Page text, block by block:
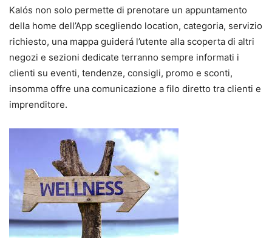
Kalós non solo permette di prenotare un appuntamento
della home dell’App scegliendo location, categoria, servizio
richiesto, una mappa guiderá l’utente alla scoperta di altri
negozi e sezioni dedicate terranno sempre informati i
clienti su eventi, tendenze, consigli, promo e sconti,
insomma offre una comunicazione a filo diretto tra clienti e
imprenditore.